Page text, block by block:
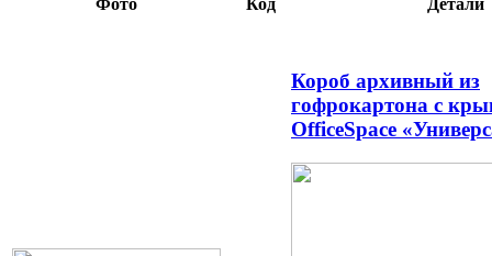
Фото Код Детали
Короб архивный из
гофрокартона с
OfficeSpace